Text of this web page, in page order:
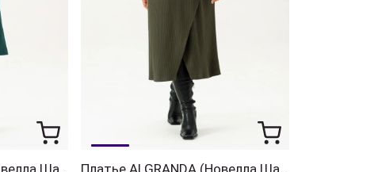
Платье ALGRANDA (Новелла Шарм) 4094-4 Платье ALGRANDA (Новелла Шарм) 4091